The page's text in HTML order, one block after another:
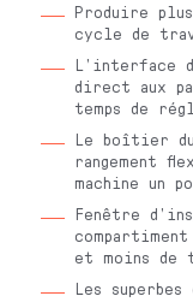
Produire
cycle de
L’interface
direct aux
temps de
Le boîtier
rangement
machine un
Fenêtre
et moins de
Les